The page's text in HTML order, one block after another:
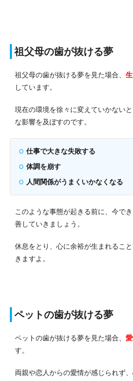
祖父母の歯が抜ける夢
祖父母の歯が抜ける夢を見た場合、
しています。
現在の環境を徐々に変えていかない
な影響を及ぼすのです。
仕事で大きな失敗する
体調を崩す
人間関係がうまくいかなくなる
このような事態が起きる前に、今で
善していきましょう。
休息をとり、心に余裕が生まれるこ
きますよ。
ペットの歯が抜ける夢
ペットの歯が抜ける夢を見た場合、
す。
両親や恋人からの愛情が感じられず